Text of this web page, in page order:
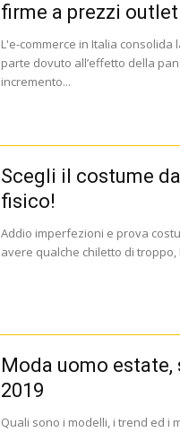
firme a prezzi outlet
L'e-commerce in Italia consolida
parte dovuto all’effetto della
incremento...
Scegli il costume
fisico!
Addio imperfezioni e prova
avere qualche chiletto di
Moda uomo
2019
Quali sono i modelli, i trend ed i